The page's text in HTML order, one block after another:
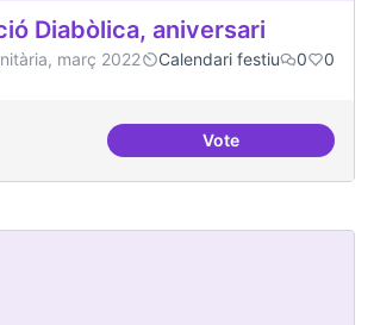
Diabòlica, aniversari
març 2022 Calendari festiu 0 0
VoteCongregació